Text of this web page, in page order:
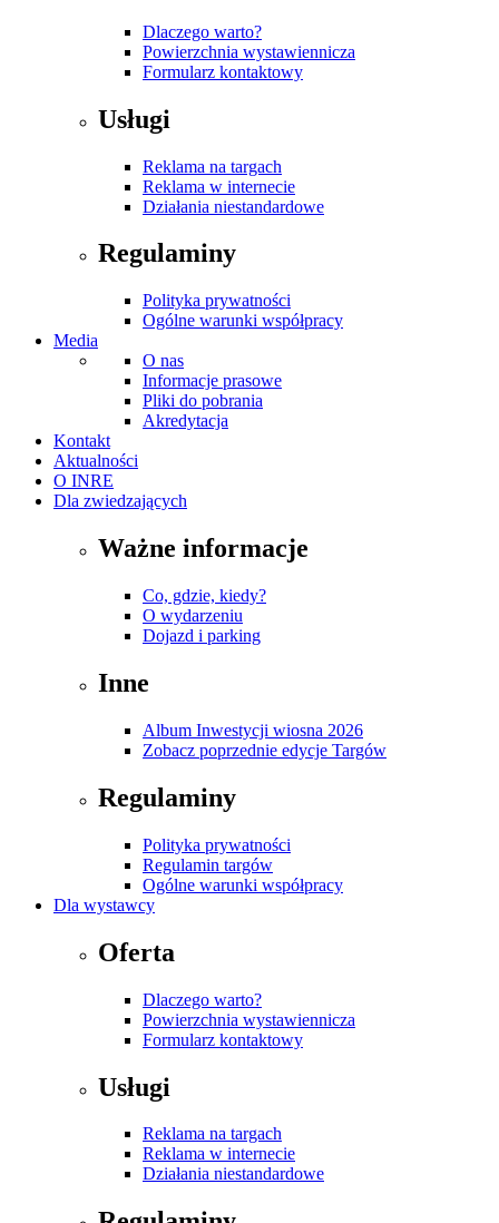
Dlaczego warto?
Powierzchnia wystawiennicza
Formularz kontaktowy
Usługi
Reklama na targach
Reklama w internecie
Działania niestandardowe
Regulaminy
Polityka prywatności
Ogólne warunki współpracy
Media
O nas
Informacje prasowe
Pliki do pobrania
Akredytacja
Kontakt
Aktualności
O INRE
Dla zwiedzających
Ważne informacje
Co, gdzie, kiedy?
O wydarzeniu
Dojazd i parking
Inne
Album Inwestycji wiosna 2026
Zobacz poprzednie edycje Targów
Regulaminy
Polityka prywatności
Regulamin targów
Ogólne warunki współpracy
Dla wystawcy
Oferta
Dlaczego warto?
Powierzchnia wystawiennicza
Formularz kontaktowy
Usługi
Reklama na targach
Reklama w internecie
Działania niestandardowe